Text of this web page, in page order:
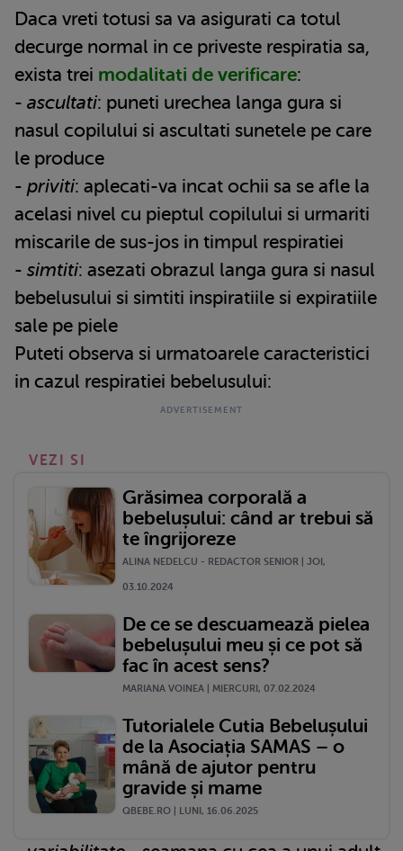
Daca vreti totusi sa va asigurati ca totul
decurge normal in ce priveste respiratia sa,
exista trei modalitati de verificare:
- ascultati: puneti urechea langa gura si
nasul copilului si ascultati sunetele pe care
le produce
- priviti: aplecati-va incat ochii sa se afle la
acelasi nivel cu pieptul copilului si urmariti
miscarile de sus-jos in timpul respiratiei
- simtiti: asezati obrazul langa gura si nasul
bebelusului si simtiti inspiratiile si expiratiile
sale pe piele
Puteti observa si urmatoarele caracteristici
in cazul respiratiei bebelusului:
VEZI SI
Grăsimea corporală a
bebelușului: când ar trebui să
te îngrijoreze
ALINA NEDELCU - REDACTOR SENIOR | JOI,
03.10.2024
De ce se descuamează pielea
bebelușului meu și ce pot să
fac în acest sens?
MARIANA VOINEA | MIERCURI, 07.02.2024
Tutorialele Cutia Bebelușului
de la Asociația SAMAS – o
mână de ajutor pentru
gravide și mame
QBEBE.RO | LUNI, 16.06.2025